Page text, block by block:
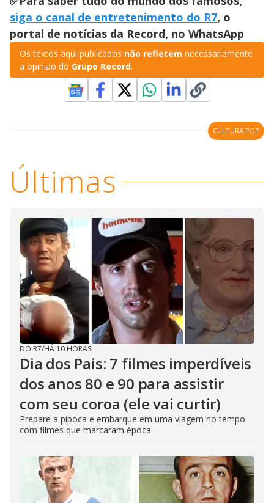
siga o canal de entretenimento do R7, o
portal de notícias da Record, no WhatsApp
Os textos aqui publicados não refletem necessariamente
a opinião do Grupo Record.
CULTURA POP
Últimas
DO R7/HÁ 10 HORAS
Dia dos Pais: 7 filmes imperdíveis
dos anos 80 e 90 para assistir
com seu coroa (ele vai curtir)
Prepare a pipoca e embarque em uma viagem no tempo
com filmes que marcaram época